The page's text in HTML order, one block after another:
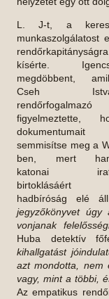
L. J-t, a
munkaszolgálatost
rendőrkapitányságra
kísérte.
megdöbbent,
Cseh
rendőrfogalmazó
figyelmeztette,
dokumentumait
semmisítse meg a
ben, mert
katonai
birtoklásáért
hadbíróság elé
jegyzőkönyvet úgy
vonjanak
Huba detektív
kihallgatást
azt mondotta, nem
vagy, mint a többi,
Az empatikus